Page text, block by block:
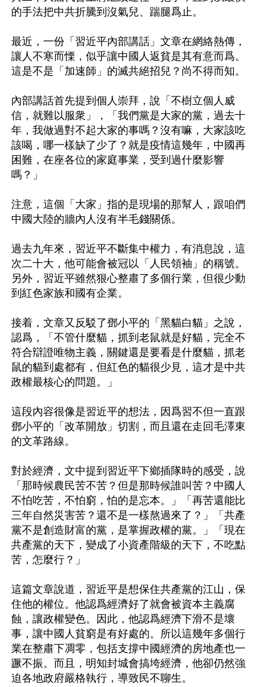
的手法把中共折騰到沒氣兒、踹腿爲止。
最近，一份「習近平內部講話」文章在網絡熱傳，
讓人不寒而慄，似乎讓中國人返貧是其有意而爲。
這是不是「加速師」的滅共絕招兒？尚不得而知。
內部講話首先提到個人崇拜，說「不樹立個人威
信，就難以服衆」，「我們黨是大家的黨，過去十
年，我做過對不起大家的事嗎？沒有嘛，大家該吃
該喝，哪一樣缺了少了？就是疫情這幾年，中國再
困難，在座各位的家庭事業，受到過什麼影響
嗎？」
注意，這個「大家」指的是現場的那幫人，跟咱們
中國大陸的牆內人沒有半毛錢關係。
過去九年來，習近平不斷集中權力，有消息說，這
次二十大，他可能會被冠以「人民領袖」的稱號。
另外，習近平雖然狠心整肅了多個行業，但很少動
到紅色家族和國有企業。
接着，文章又反駁了鄧小平的「黑貓白貓」之說，
認爲，「不管什麼貓，抓到老鼠就是好貓，完全不
符合辯證唯物主義，關鍵還是要看是什麼貓，抓老
鼠的貓到處都有，但紅色的貓很少見，這才是中共
政權最核心的問題。」
這段內容很像是習近平的想法，因爲習不但一直跟
鄧小平的「改革開放」切割，而且還在走回毛澤東
的文革路線。
對於經濟，文中提到習近平下鄉插隊時的感受，說
「那時候農民苦不苦？但是那時候誰叫苦？中國人
不怕吃苦，不怕窮，怕的是忘本。」「再苦還能比
三年自然災害苦？還不是一樣熬過來了？」「共產
黨不是創造財富的黨，是掌握政權的黨。」「現在
共產黨的天下，變成了小資產階級的天下，不吃點
苦，怎麼行？」
這篇文章說道，習近平是想保住共產黨的江山，保
住他的權位。他認爲經濟好了就會被資本主義腐
蝕，讓政權變色。因此，他認爲經濟下滑不是壞
事，讓中國人貧窮是有好處的。所以這幾年多個行
業在整肅下凋零，包括支撐中國經濟的房地產也一
蹶不振。而且，明知封城會搞垮經濟，他卻仍然強
迫各地政府嚴格執行，導致民不聊生。